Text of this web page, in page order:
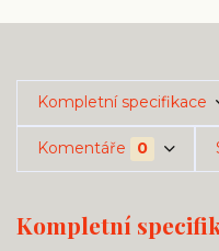
Kompletní specifikace
Komentáře 0
Kompletní